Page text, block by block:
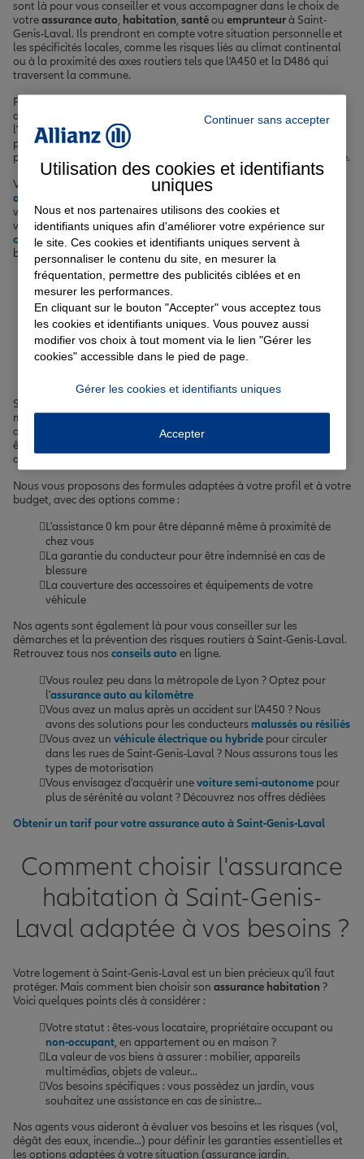
sont là pour vous conseiller et vous accompagner dans le choix de
votreassurance auto, habitation, santéou emprunteurà Saint-
Genis-Laval. Ils prendront en compte votre situation personnelle et
les spécificités locales, comme les risques liés au climat continental
ou à la proximité des axes routiers tels que l'A450 et la D486 qui
traversent la commune.
Pour votre
adaptées à votre profil et à votre budget, avec des options comme
l'assistance 0 km ou la garantie du conducteur. Si vous êtes
propriétaire ou locataire, notre
permettra de protéger votre logement et vos biens en cas de sinistre.
Vous avez un projet immobilier à Saint-Genis-Laval ? Notre
assurance emprunteur
vous permettra de financer sereinement
votre achat tout en sécurisant votre prêt. Et pour prendre soin de
votre santé et de celle de vos proches, découvrez nos solutions de
complémentaire santéadaptées à tous les profils et tous les
budgets.
Votre assurance auto, moto
ou scooter à Saint-Genis-
Laval
Se déplacer à Saint-Genis-Laval nécessite souvent un véhicule
motorisé, que ce soit une voiture, une moto ou un scooter. Les rues
animées comme la
rue des Collongesou la
être le théâtre d'incidents. C'est pourquoi il est essentiel de bien
choisir son
Nous vous proposons des formules adaptées à votre profil et à votre
budget, avec des options comme :
L'assistance 0 km pour être dépanné même à proximité de
chez vous
La garantie du conducteur pour être indemnisé en cas de
blessure
La couverture des accessoires et équipements de votre
véhicule
Nos agents sont également là pour vous conseiller sur les
démarches et la prévention des risques routiers à Saint-Genis-Laval.
Retrouvez tous nos conseils autoen ligne.
Vous roulez peu dans la métropole de Lyon ? Optez pour
l'assurance auto au kilomètre
Vous avez un malus après un accident sur l'A450 ? Nous
avons des solutions pour les conducteurs malussés ou résiliés
Vous avez un véhicule électrique ou hybride pour circuler
dans les rues de Saint-Genis-Laval ? Nous assurons tous les
types de motorisation
Vous envisagez d'acquérir unevoiture semi-autonome pour
plus de sérénité au volant ? Découvrez nos offres dédiées
Obtenir un tarif pour votre assurance auto à Saint-Genis-Laval
Comment choisir l'assurance
habitation à Saint-Genis-
Laval adaptée à vos besoins ?
Votre logement à Saint-Genis-Laval est un bien précieux qu'il faut
protéger. Mais comment bien choisir son assurance habitation ?
Voici quelques points clés à considérer :
Votre statut : êtes-vous locataire, propriétaire occupant ou
non-occupant, en appartement ou en maison ?
La valeur de vos biens à assurer : mobilier, appareils
multimédias, objets de valeur...
Vos besoins spécifiques : vous possédez un jardin, vous
souhaitez une assistance en cas de sinistre...
Nos agents vous aideront à évaluer vos besoins et les risques (vol,
dégât des eaux, incendie...) pour définir les garanties essentielles et
les options adaptées à votre situation (assurance jardin,
Continuer sans accepter
Utilisation des cookies et identifiants
uniques
Nous et nos partenaires utilisons des cookies et
identifiants uniques afin d'améliorer votre expérience sur
le site. Ces cookies et identifiants uniques servent à
personnaliser le contenu du site, en mesurer la
fréquentation, permettre des publicités ciblées et en
mesurer les performances.
En cliquant sur le bouton "Accepter" vous acceptez tous
les cookies et identifiants uniques. Vous pouvez aussi
modifier vos choix à tout moment via le lien "Gérer les
cookies" accessible dans le pied de page.
Gérer les cookies et identifiants uniques
Accepter